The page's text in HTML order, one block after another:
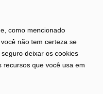
como mencionado
não tem certeza se
deixar os cookies
recursos que você usa em